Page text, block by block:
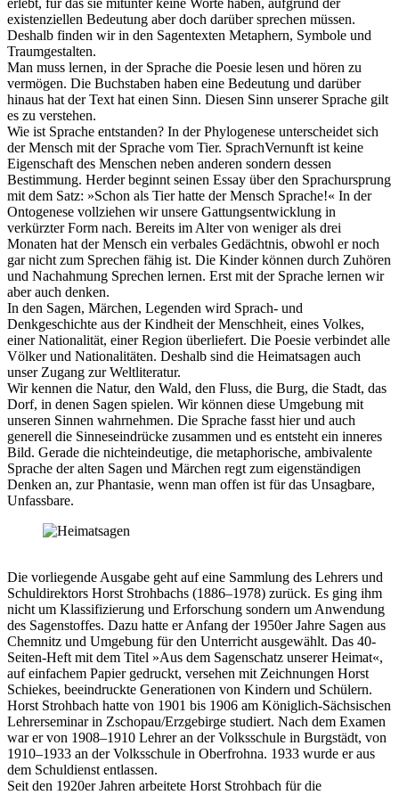
existenziellen Bedeutung aber doch darüber sprechen müssen.
Deshalb finden wir in den Sagentexten Metaphern, Symbole und
Traumgestalten.
Man muss lernen, in der Sprache die Poesie lesen und hören zu
vermögen. Die Buchstaben haben eine Bedeutung und darüber
hinaus hat der Text hat einen Sinn. Diesen Sinn unserer Sprache gilt
es zu verstehen.
Wie ist Sprache entstanden? In der Phylogenese unterscheidet sich
der Mensch mit der Sprache vom Tier. SprachVernunft ist keine
Eigenschaft des Menschen neben anderen sondern dessen
Bestimmung. Herder beginnt seinen Essay über den Sprachursprung
mit dem Satz: »Schon als Tier hatte der Mensch Sprache!« In der
Ontogenese vollziehen wir unsere Gattungsentwicklung in
verkürzter Form nach. Bereits im Alter von weniger als drei
Monaten hat der Mensch ein verbales Gedächtnis, obwohl er noch
gar nicht zum Sprechen fähig ist. Die Kinder können durch Zuhören
und Nachahmung Sprechen lernen. Erst mit der Sprache lernen wir
aber auch denken.
In den Sagen, Märchen, Legenden wird Sprach- und
Denkgeschichte aus der Kindheit der Menschheit, eines Volkes,
einer Nationalität, einer Region überliefert. Die Poesie verbindet alle
Völker und Nationalitäten. Deshalb sind die Heimatsagen auch
unser Zugang zur Weltliteratur.
Wir kennen die Natur, den Wald, den Fluss, die Burg, die Stadt, das
Dorf, in denen Sagen spielen. Wir können diese Umgebung mit
unseren Sinnen wahrnehmen. Die Sprache fasst hier und auch
generell die Sinneseindrücke zusammen und es entsteht ein inneres
Bild. Gerade die nichteindeutige, die metaphorische, ambivalente
Sprache der alten Sagen und Märchen regt zum eigenständigen
Denken an, zur Phantasie, wenn man offen ist für das Unsagbare,
Unfassbare.
Die vorliegende Ausgabe geht auf eine Sammlung des Lehrers und
Schuldirektors Horst Strohbachs (1886–1978) zurück. Es ging ihm
nicht um Klassifizierung und Erforschung sondern um Anwendung
des Sagenstoffes. Dazu hatte er Anfang der 1950er Jahre Sagen aus
Chemnitz und Umgebung für den Unterricht ausgewählt. Das 40-
Seiten-Heft mit dem Titel »Aus dem Sagenschatz unserer Heimat«,
auf einfachem Papier gedruckt, versehen mit Zeichnungen Horst
Schiekes, beeindruckte Generationen von Kindern und Schülern.
Horst Strohbach hatte von 1901 bis 1906 am Königlich-Sächsischen
Lehrerseminar in Zschopau/Erzgebirge studiert. Nach dem Examen
war er von 1908–1910 Lehrer an der Volksschule in Burgstädt, von
1910–1933 an der Volksschule in Oberfrohna. 1933 wurde er aus
dem Schuldienst entlassen.
Seit den 1920er Jahren arbeitete Horst Strohbach für die